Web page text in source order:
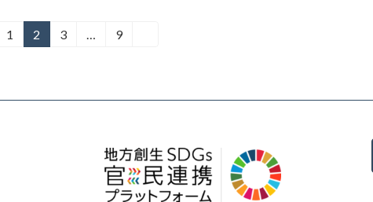
固
1
固
2
固
3 …
固
9